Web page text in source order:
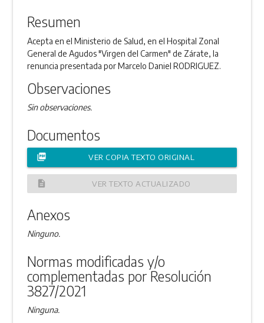
Resumen
Acepta en el Ministerio de Salud, en el Hospital Zonal
General de Agudos "Virgen del Carmen" de Zárate, la
renuncia presentada por Marcelo Daniel RODRIGUEZ.
Observaciones
Sin observaciones.
Documentos
picture_as_pdf VER COPIA TEXTO ORIGINAL
description VER TEXTO ACTUALIZADO
Anexos
Ninguno.
Normas modificadas y/o
complementadas por Resolución
3827/2021
Ninguna.